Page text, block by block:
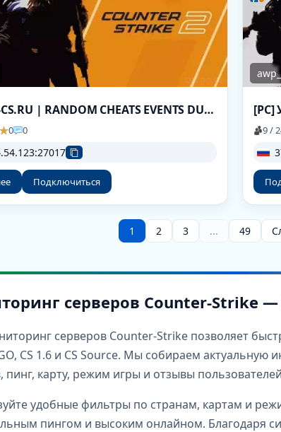
➥███ FB-CS.RU | RANDOM CHEATS EVENTS DUST2
0 0
Подключиться
[РС]
9 /
1 2 3 ... 49
серверов Counter-Strike —
серверов Counter-Strike позволяет
CS 1.6 и CS Source. Мы собираем
пинг, карту, режим игры и отзывы
удобные фильтры по странам, картам и
пингом и высоким онлайном. Благодаря